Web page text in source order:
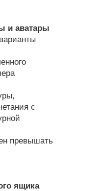
и аватары
с
превышать
ящика